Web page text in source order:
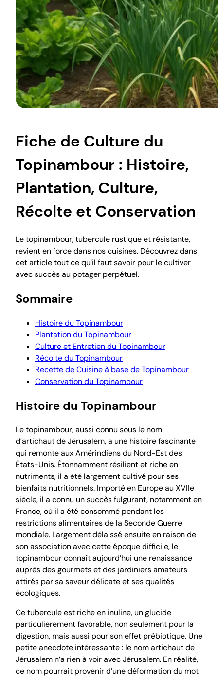
Fiche de Culture du
Topinambour : Histoire,
Plantation, Culture,
Récolte et Conservation
Le topinambour, tubercule rustique et résistante,
revient en force dans nos cuisines. Découvrez dans
cet article tout ce qu’il faut savoir pour le cultiver
avec succès au potager perpétuel.
Sommaire
Histoire du Topinambour
Plantation du Topinambour
Culture et Entretien du Topinambour
Récolte du Topinambour
Recette de Cuisine à base de Topinambour
Conservation du Topinambour
Histoire du Topinambour
Le topinambour, aussi connu sous le nom
d’artichaut de Jérusalem, a une histoire fascinante
qui remonte aux Amérindiens du Nord-Est des
États-Unis. Étonnamment résilient et riche en
nutriments, il a été largement cultivé pour ses
bienfaits nutritionnels. Importé en Europe au XVIIe
siècle, il a connu un succès fulgurant, notamment en
France, où il a été consommé pendant les
restrictions alimentaires de la Seconde Guerre
mondiale. Largement délaissé ensuite en raison de
son association avec cette époque difficile, le
topinambour connaît aujourd’hui une renaissance
auprès des gourmets et des jardiniers amateurs
attirés par sa saveur délicate et ses qualités
écologiques.
Ce tubercule est riche en inuline, un glucide
particulièrement favorable, non seulement pour la
digestion, mais aussi pour son effet prébiotique. Une
petite anecdote intéressante : le nom artichaut de
Jérusalem n’a rien à voir avec Jérusalem. En réalité,
ce nom pourrait provenir d’une déformation du mot